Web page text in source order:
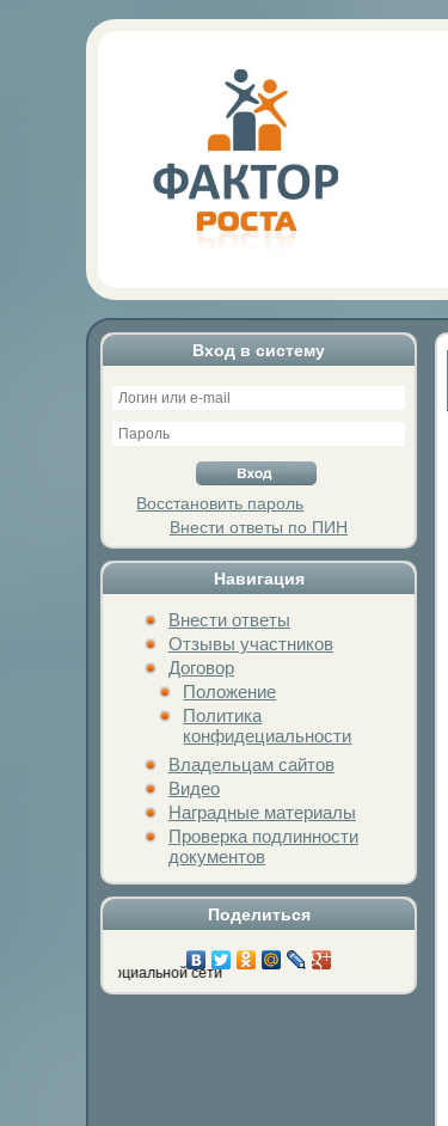
Вход в систему
Восстановить пароль
Внести ответы по ПИН
Навигация
Внести ответы
Отзывы участников
Договор
Положение
Политика
конфидециальности
Владельцам сайтов
Видео
Наградные материалы
Проверка подлинности
документов
Поделиться
социальной сети